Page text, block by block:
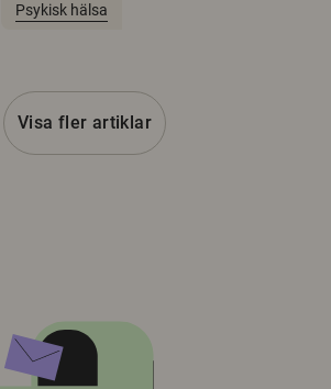
Psykisk hälsa
Visa fler artiklar